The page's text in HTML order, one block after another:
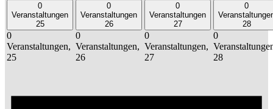
0
Veranstaltungen
25
0
Veranstaltungen,
25
0
Veranstaltungen
26
0
Veranstaltungen,
26
0
Veranstaltungen
27
0
Veranstaltungen,
27
0
28
0
28